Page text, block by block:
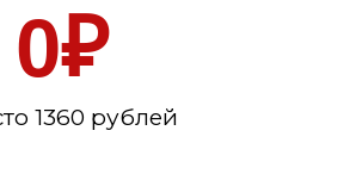
0₽
1360 рублей